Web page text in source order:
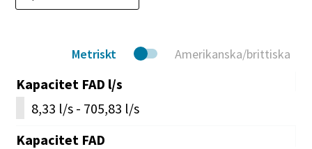
Metriskt Amerikanska/brittiska
Kapacitet FAD l/s
8,33 l/s - 705,83 l/s
Kapacitet FAD